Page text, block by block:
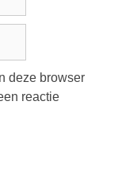
deze browser
reactie